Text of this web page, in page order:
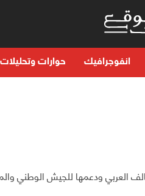
انفوجرافيك حوارات وتحليلات
العربي ودعمها للجيش الوطني